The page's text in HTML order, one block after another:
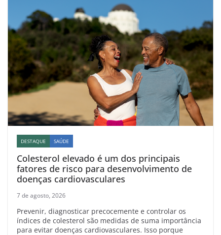
DESTAQUE SAÚDE
Colesterol elevado é um dos principais
fatores de risco para desenvolvimento de
doenças cardiovasculares
7 de agosto, 2026
Prevenir, diagnosticar precocemente e controlar os
índices de colesterol são medidas de suma importância
para evitar doenças cardiovasculares. Isso porque